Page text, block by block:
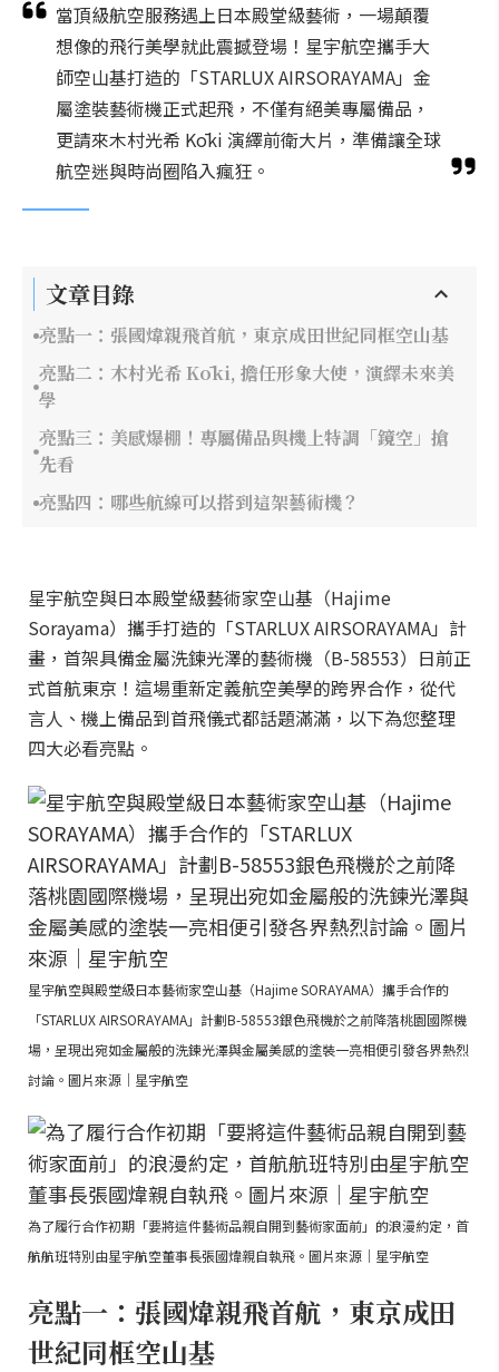
當頂級航空服務遇上日本殿堂級藝術，一場顛覆
想像的飛行美學就此震撼登場！星宇航空攜手大
師空山基打造的「STARLUX AIRSORAYAMA」金
屬塗裝藝術機正式起飛，不僅有絕美專屬備品，
更請來木村光希 Kōki 演繹前衛大片，準備讓全球
航空迷與時尚圈陷入瘋狂。
文章目錄
亮點一：張國煒親飛首航，東京成田世紀同框空山基
亮點二：木村光希 Kōki, 擔任形象大使，演繹未來美
學
亮點三：美感爆棚！專屬備品與機上特調「鏡空」搶
先看
亮點四：哪些航線可以搭到這架藝術機？
星宇航空與日本殿堂級藝術家空山基（Hajime
Sorayama）攜手打造的「STARLUX AIRSORAYAMA」計
畫，首架具備金屬洗鍊光澤的藝術機（B-58553）日前正
式首航東京！這場重新定義航空美學的跨界合作，從代
言人、機上備品到首飛儀式都話題滿滿，以下為您整理
四大必看亮點。
星宇航空與殿堂級日本藝術家空山基（Hajime SORAYAMA）攜手合作的
「STARLUX AIRSORAYAMA」計劃B-58553銀色飛機於之前降落桃園國際機
場，呈現出宛如金屬般的洗鍊光澤與金屬美感的塗裝一亮相便引發各界熱烈
討論。圖片來源｜星宇航空
為了履行合作初期「要將這件藝術品親自開到藝術家面前」的浪漫約定，首
航航班特別由星宇航空董事長張國煒親自執飛。圖片來源｜星宇航空
亮點一：張國煒親飛首航，東京成田
世紀同框空山基